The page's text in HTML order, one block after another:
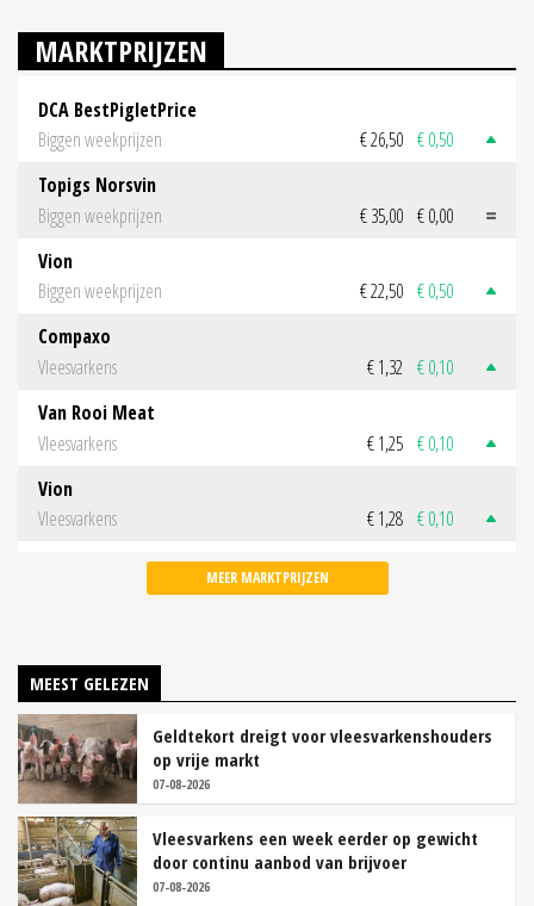
MARKTPRIJZEN
DCA BestPigletPrice
Biggen weekprijzen
€ 26,50 € 0,50
Topigs Norsvin
Biggen weekprijzen
€ 35,00 € 0,00
Vion
Biggen weekprijzen
€ 22,50 € 0,50
Compaxo
Vleesvarkens
€ 1,32 € 0,10
Van Rooi Meat
Vleesvarkens
€ 1,25 € 0,10
Vion
Vleesvarkens
€ 1,28 € 0,10
MEER MARKTPRIJZEN
MEEST GELEZEN
Geldtekort dreigt voor vleesvarkenshouders
op vrije markt
07-08-2026
Vleesvarkens een week eerder op gewicht
door continu aanbod van brijvoer
07-08-2026